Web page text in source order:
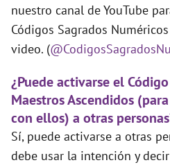
nuestro canal de YouTube
Códigos Sagrados
video. (
¿Puede activarse el
Maestros Ascendidos
con ellos) a otras
Sí, puede activarse a otras
debe usar la intención y decir